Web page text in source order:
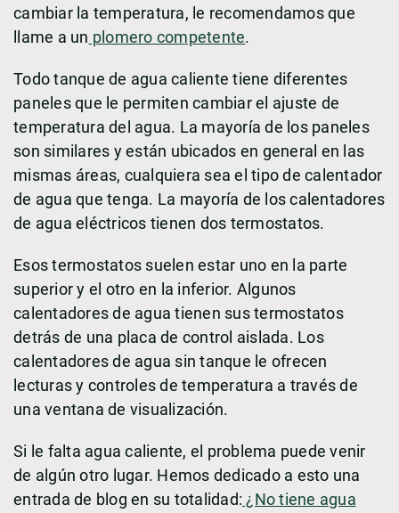
cambiar la temperatura, le recomendamos que
llame a un plomero competente.
Todo tanque de agua caliente tiene diferentes
paneles que le permiten cambiar el ajuste de
temperatura del agua. La mayoría de los paneles
son similares y están ubicados en general en las
mismas áreas, cualquiera sea el tipo de calentador
de agua que tenga. La mayoría de los calentadores
de agua eléctricos tienen dos termostatos.
Esos termostatos suelen estar uno en la parte
superior y el otro en la inferior. Algunos
calentadores de agua tienen sus termostatos
detrás de una placa de control aislada. Los
calentadores de agua sin tanque le ofrecen
lecturas y controles de temperatura a través de
una ventana de visualización.
Si le falta agua caliente, el problema puede venir
de algún otro lugar. Hemos dedicado a esto una
entrada de blog en su totalidad: ¿No tiene agua